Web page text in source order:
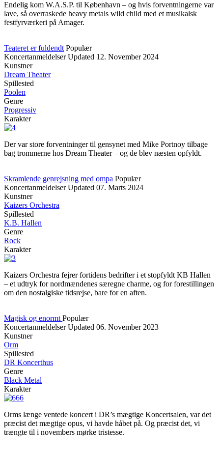
Endelig kom W.A.S.P. til København – og hvis forventningerne var
lave, så overraskede heavy metals wild child med et musikalsk
festfyrværkeri på Amager.
Teateret er fuldendt Populær
Koncertanmeldelser Updated 12. November 2024
Kunstner
Dream Theater
Spillested
Poolen
Genre
Progressiv
Karakter
Der var store forventninger til gensynet med Mike Portnoy tilbage
bag trommerne hos Dream Theater – og de blev næsten opfyldt.
Skramlende genrejsning med ompa Populær
Koncertanmeldelser Updated 07. Marts 2024
Kunstner
Kaizers Orchestra
Spillested
K.B. Hallen
Genre
Rock
Karakter
Kaizers Orchestra fejrer fortidens bedrifter i et stopfyldt KB Hallen
– et udtryk for nordmændenes særegne charme, og for forestillingen
om den nostalgiske tidsrejse, bare for en aften.
Magisk og enormt Populær
Koncertanmeldelser Updated 06. November 2023
Kunstner
Orm
Spillested
DR Koncerthus
Genre
Black Metal
Karakter
Orms længe ventede koncert i DR’s mægtige Koncertsalen, var det
præcist det mægtige opus, vi havde håbet på. Og præcist det, vi
trængte til i novembers mørke tristesse.